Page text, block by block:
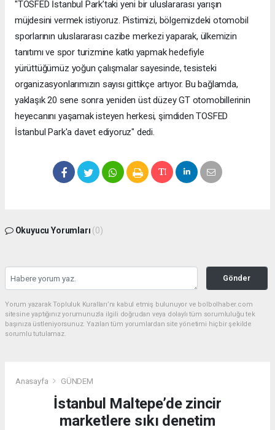
"TOSFED İstanbul Park’taki yeni bir uluslararası yarışın
müjdesini vermek istiyoruz. Pistimizi, bölgemizdeki otomobil
sporlarının uluslararası cazibe merkezi yaparak, ülkemizin
tanıtımı ve spor turizmine katkı yapmak hedefiyle
yürüttüğümüz yoğun çalışmalar sayesinde, tesisteki
organizasyonlarımızın sayısı gittikçe artıyor. Bu bağlamda,
yaklaşık 20 sene sonra yeniden üst düzey GT otomobillerinin
heyecanını yaşamak isteyen herkesi, şimdiden TOSFED
İstanbul Park'a davet ediyoruz" dedi.
Okuyucu Yorumları (0)
Gönder
Yorum yazarak Topluluk Kuralları’nı kabul etmiş bulunuyor ve bolbolhaber.com
sitesine yaptığınız yorumunuzla ilgili doğrudan veya dolaylı tüm sorumluluğu tek
başınıza üstleniyorsunuz. Yazılan tüm yorumlardan site yönetimi hiçbir şekilde
sorumlu tutulamaz.
Anasayfa GÜNDEM
İstanbul Maltepe’de zincir
marketlere sıkı denetim